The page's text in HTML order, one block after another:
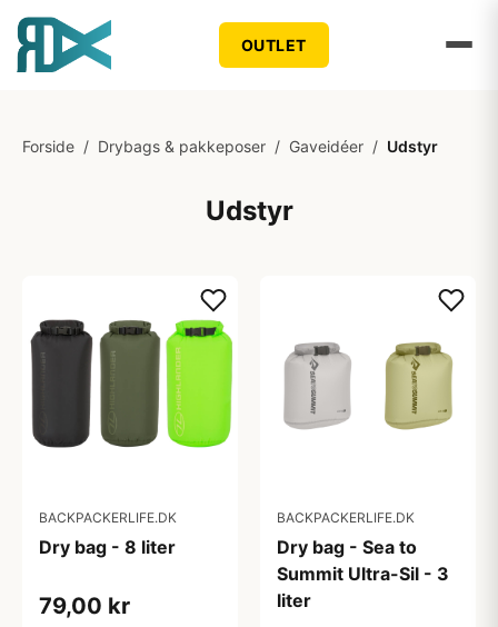
OUTLET
Forside / Drybags & pakkeposer / Gaveidéer / Udstyr
Udstyr
BACKPACKERLIFE.DK
Dry bag - 8 liter
79,00 kr
BACKPACKERLIFE.DK
Dry bag - Sea to
Summit Ultra-Sil - 3
liter